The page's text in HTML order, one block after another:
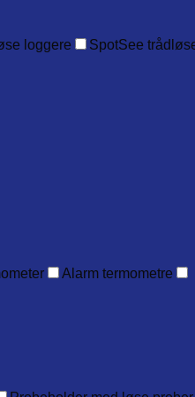
loggere
SpotSee
Alarm termometre